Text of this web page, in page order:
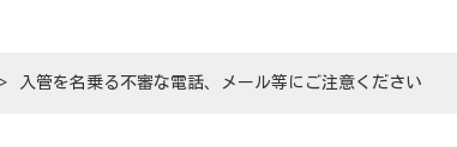
> 入管を名乗る不審な電話、メール等にご注意ください